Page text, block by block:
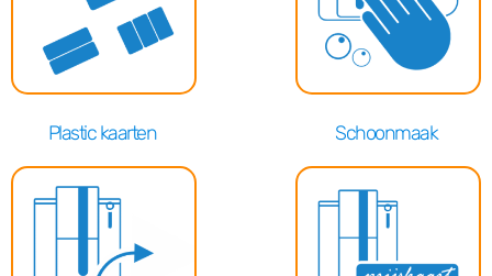
Plastic kaarten Schoonmaak